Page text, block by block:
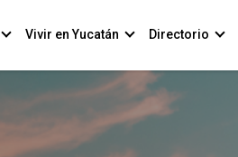
Vivir en Yucatán Directorio